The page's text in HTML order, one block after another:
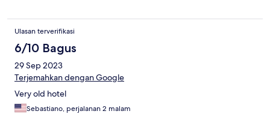
Ulasan terverifikasi
6/10 Bagus
29 Sep 2023
Terjemahkan dengan Google
Very old hotel
Sebastiano, perjalanan 2 malam